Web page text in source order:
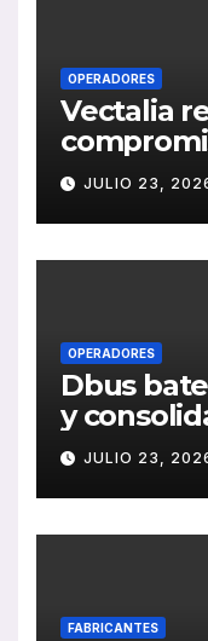
OPERADORES
Vectalia
de RSC
JULIO 23,
OPERADORES
Dbus
y
Sebastián
JULIO 23,
FABRICANTES